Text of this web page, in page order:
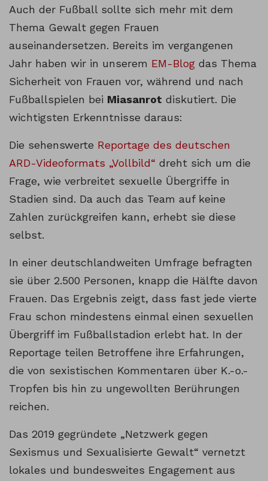
Auch der Fußball sollte sich mehr mit dem
Thema Gewalt gegen Frauen
auseinandersetzen. Bereits im vergangenen
Jahr haben wir in unserem EM-Blog das Thema
Sicherheit von Frauen vor, während und nach
Fußballspielen bei Miasanrot diskutiert. Die
wichtigsten Erkenntnisse daraus:
Die sehenswerte Reportage des deutschen
ARD-Videoformats „Vollbild“ dreht sich um die
Frage, wie verbreitet sexuelle Übergriffe in
Stadien sind. Da auch das Team auf keine
Zahlen zurückgreifen kann, erhebt sie diese
selbst.
In einer deutschlandweiten Umfrage befragten
sie über 2.500 Personen, knapp die Hälfte davon
Frauen. Das Ergebnis zeigt, dass fast jede vierte
Frau schon mindestens einmal einen sexuellen
Übergriff im Fußballstadion erlebt hat. In der
Reportage teilen Betroffene ihre Erfahrungen,
die von sexistischen Kommentaren über K.-o.-
Tropfen bis hin zu ungewollten Berührungen
reichen.
Das 2019 gegründete „Netzwerk gegen
Sexismus und Sexualisierte Gewalt“ vernetzt
lokales und bundesweites Engagement aus